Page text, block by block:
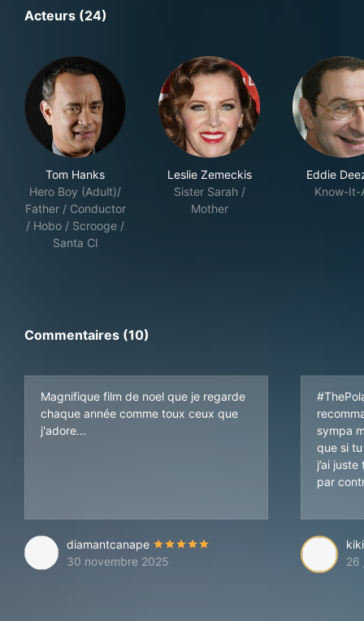
Acteurs (24)
Tom Hanks
Hero Boy (Adult)/
Father / Conductor
/ Hobo / Scrooge /
Santa Cl
Leslie Zemeckis
Sister Sarah /
Mother
Eddie
Know-It-
Commentaires (10)
Magnifique film de noel que je regarde
chaque année comme toux ceux que
j'adore...
diamantcanape
30 novembre 2025
sympa
que si
j’ai
par
26